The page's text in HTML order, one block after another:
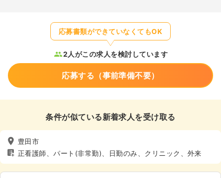
応募書類ができていなくてもOK
2人がこの求人を検討しています
応募する（事前準備不要）
条件が似ている新着求人を受け取る
豊田市
正看護師、パート(非常勤)、日勤のみ、クリニック、外来